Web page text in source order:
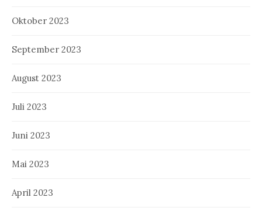
Oktober 2023
September 2023
August 2023
Juli 2023
Juni 2023
Mai 2023
April 2023